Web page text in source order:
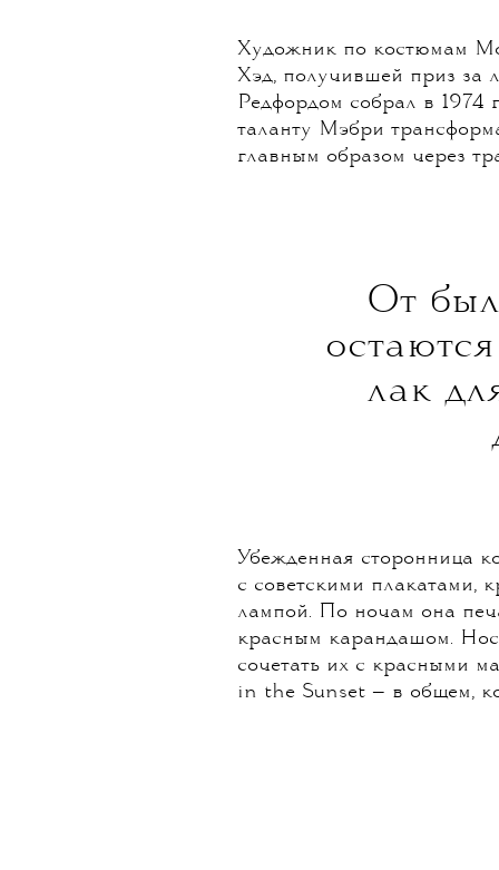
Художник по костюмам
Хэд, получившей приз за
Редфордом собрал в 1974
таланту Мэбри
главным образом через
От
лак
Убежденная сторонница
с советскими плакатами,
лампой. По ночам она
красным карандашом.
сочетать их с красными
in the Sunset — в общем,